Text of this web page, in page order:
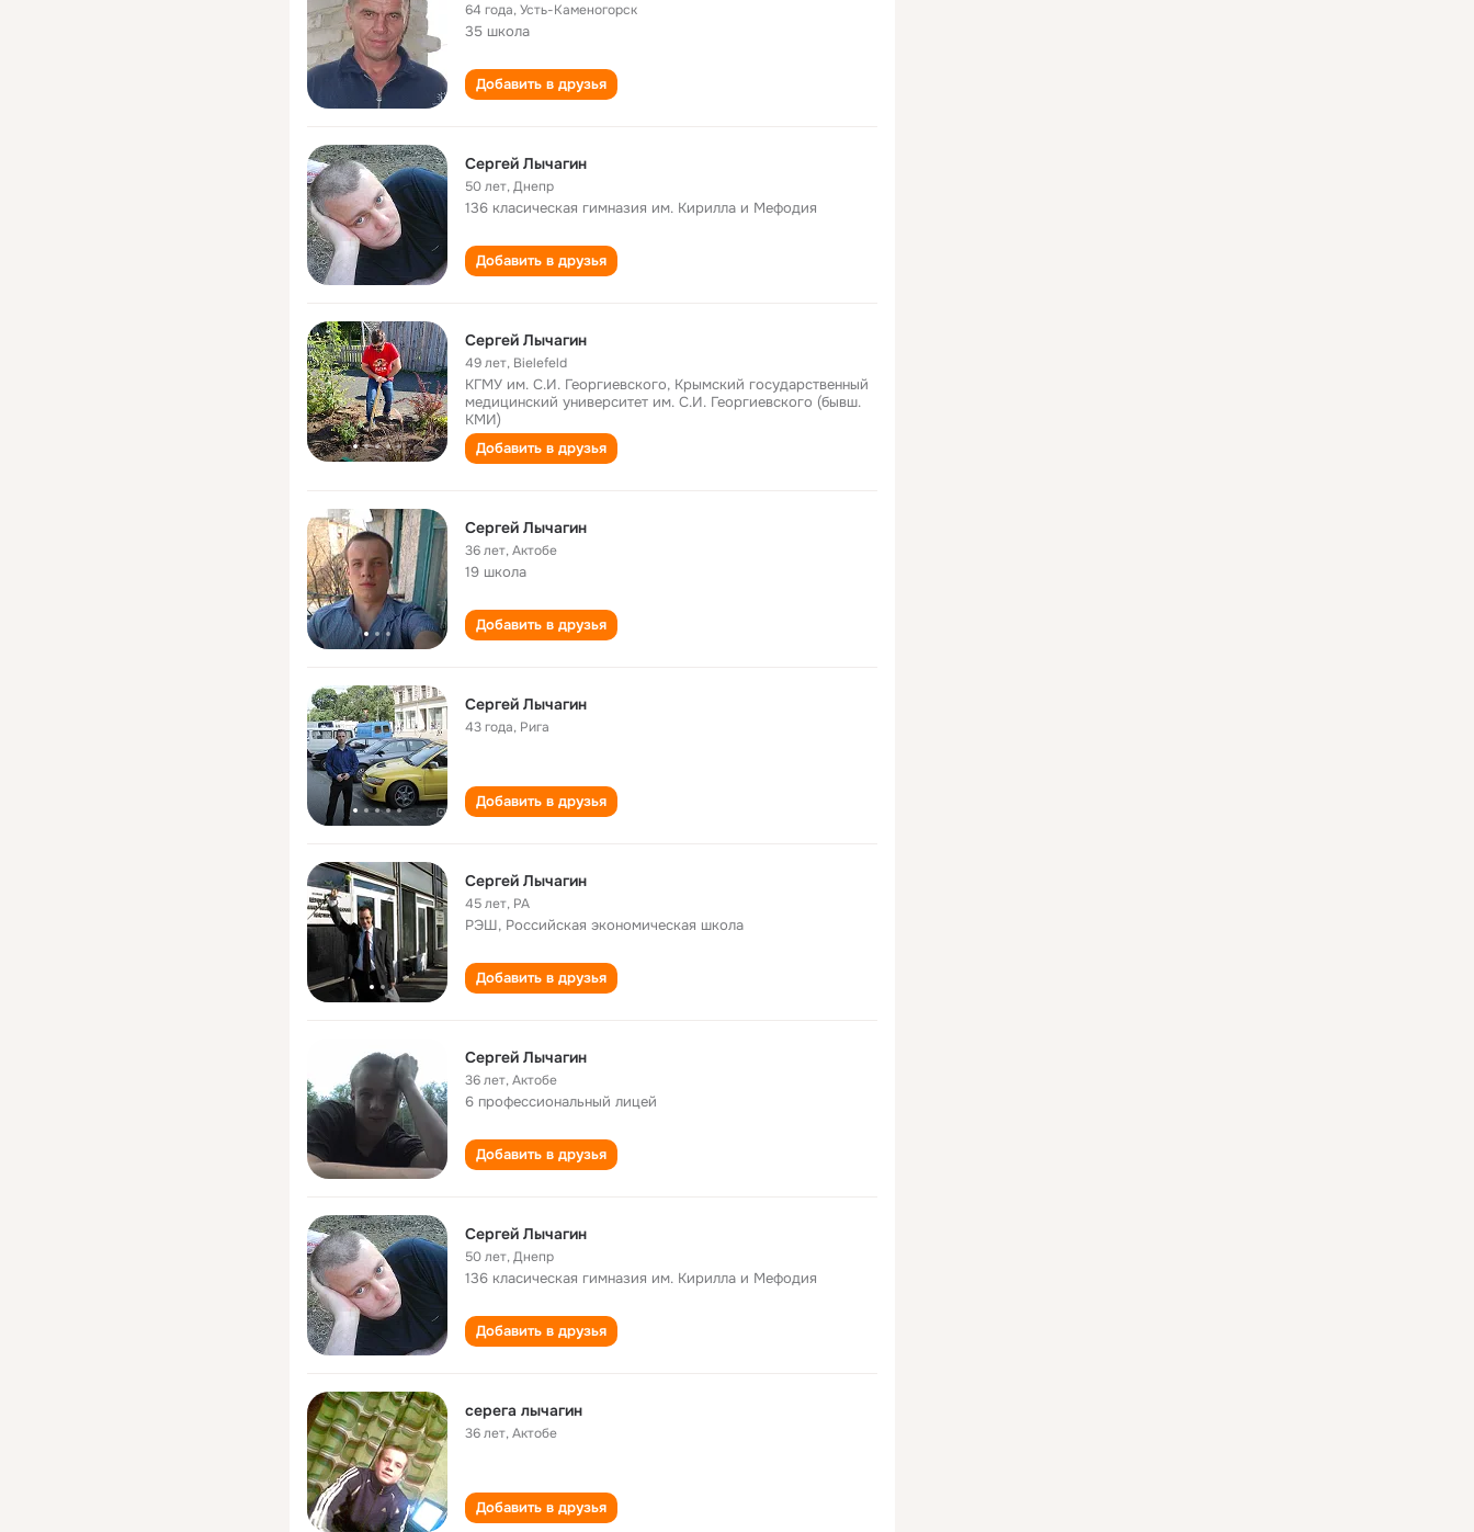
64 года,Усть-Каменогорск
35 школа
Добавить в друзья
Сергей Лычагин
50 лет,Днепр
136 класическая гимназия им. Кирилла и Мефодия
Добавить в друзья
Сергей Лычагин
49 лет, Bielefeld
КГМУ им. С.И. Георгиевского, Крымский государственный
медицинский университет им. С.И. Георгиевского (бывш.
КМИ)
Добавить в друзья
Сергей Лычагин
36 лет,Актобе
19 школа
Добавить в друзья
Сергей Лычагин
43 года, Рига
Добавить в друзья
Сергей Лычагин
45 лет, PA
РЭШ, Российская экономическая школа
Добавить в друзья
Сергей Лычагин
36 лет,Актобе
6 профессиональный лицей
Добавить в друзья
Сергей Лычагин
50 лет,Днепр
136 класическая гимназия им. Кирилла и Мефодия
Добавить в друзья
серега лычагин
36 лет,Актобе
Добавить в друзья